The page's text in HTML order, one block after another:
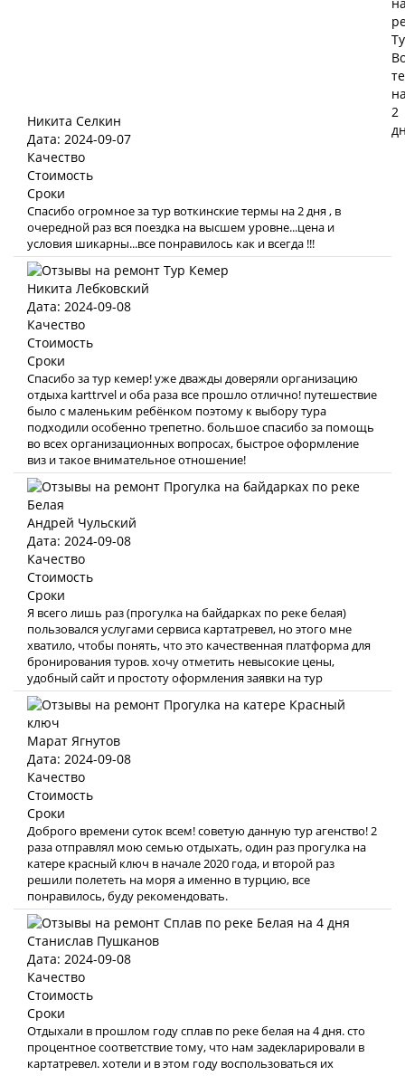
Никита Селкин
Дата: 2024-09-07
Качество
Стоимость
Сроки
Спасибо огромное за тур воткинские термы на 2 дня , в
очередной раз вся поездка на высшем уровне...цена и
условия шикарны...все понравилось как и всегда !!!
Никита Лебковский
Дата: 2024-09-08
Качество
Стоимость
Сроки
Спасибо за тур кемер! уже дважды доверяли организацию
отдыха karttrvel и оба раза все прошло отлично! путешествие
было с маленьким ребёнком поэтому к выбору тура
подходили особенно трепетно. большое спасибо за помощь
во всех организационных вопросах, быстрое оформление
виз и такое внимательное отношение!
Андрей Чульский
Дата: 2024-09-08
Качество
Стоимость
Сроки
Я всего лишь раз (прогулка на байдарках по реке белая)
пользовался услугами сервиса картатревел, но этого мне
хватило, чтобы понять, что это качественная платформа для
бронирования туров. хочу отметить невысокие цены,
удобный сайт и простоту оформления заявки на тур
Марат Ягнутов
Дата: 2024-09-08
Качество
Стоимость
Сроки
Доброго времени суток всем! советую данную тур агенство! 2
раза отправлял мою семью отдыхать, один раз прогулка на
катере красный ключ в начале 2020 года, и второй раз
решили полететь на моря а именно в турцию, все
понравилось, буду рекомендовать.
Станислав Пушканов
Дата: 2024-09-08
Качество
Стоимость
Сроки
Отдыхали в прошлом году сплав по реке белая на 4 дня. сто
процентное соответствие тому, что нам задекларировали в
картатревел. хотели и в этом году воспользоваться их